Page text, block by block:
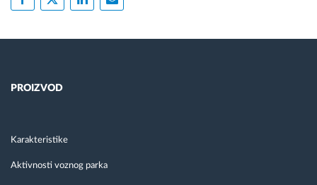
PROIZVOD
Karakteristike
Aktivnosti voznog parka